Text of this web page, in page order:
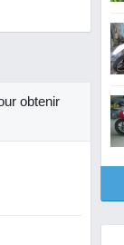
obtenir